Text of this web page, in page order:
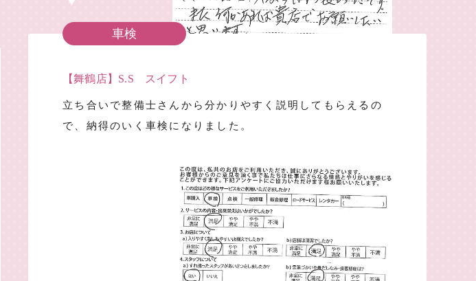
車検
【舞鶴店】S.S スイフト
立ち合いで整備士さんから分かりやすく説明してもらえるの
で、納得のいく車検になりました。